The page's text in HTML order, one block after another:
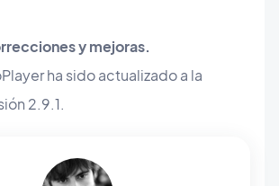
y mejoras.
ha sido actualizado a la
2.9.1.